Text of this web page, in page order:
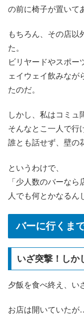
の前に椅子が置いて
もちろん、その店以
た。
ビリヤードやスポー
ェイウェイ飲みなが
たのだ。
しかし、私はコミュ
そんなとこ一人で行
誰とも話せず、壁の
というわけで、
「少人数のバーな
人でも何とかなるん
バーに行くま
いざ突撃！しか
夕飯を食べ終え、い
お店は開いていたが